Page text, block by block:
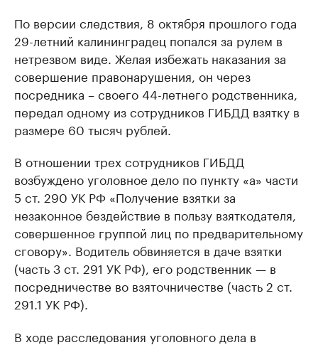
По версии следствия, 8 октября прошлого года
29-летний калининградец попался за рулем в
нетрезвом виде. Желая избежать наказания за
совершение правонарушения, он через
посредника – своего 44-летнего родственника,
передал одному из сотрудников ГИБДД взятку в
размере 60 тысяч рублей.
В отношении трех сотрудников ГИБДД
возбуждено уголовное дело по пункту «а» части
5 ст. 290 УК РФ «Получение взятки за
незаконное бездействие в пользу взяткодателя,
совершенное группой лиц по предварительному
сговору». Водитель обвиняется в даче взятки
(часть 3 ст. 291 УК РФ), его родственник — в
посредничестве во взяточничестве (часть 2 ст.
291.1 УК РФ).
В ходе расследования уголовного дела в